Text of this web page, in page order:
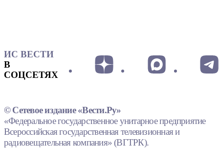
ИС ВЕСТИ
В
СОЦСЕТЯХ
© Сетевое издание «Вести.Ру»
«Федеральное государственное унитарное предприятие
Всероссийская государственная телевизионная и
радиовещательная компания» (ВГТРК).